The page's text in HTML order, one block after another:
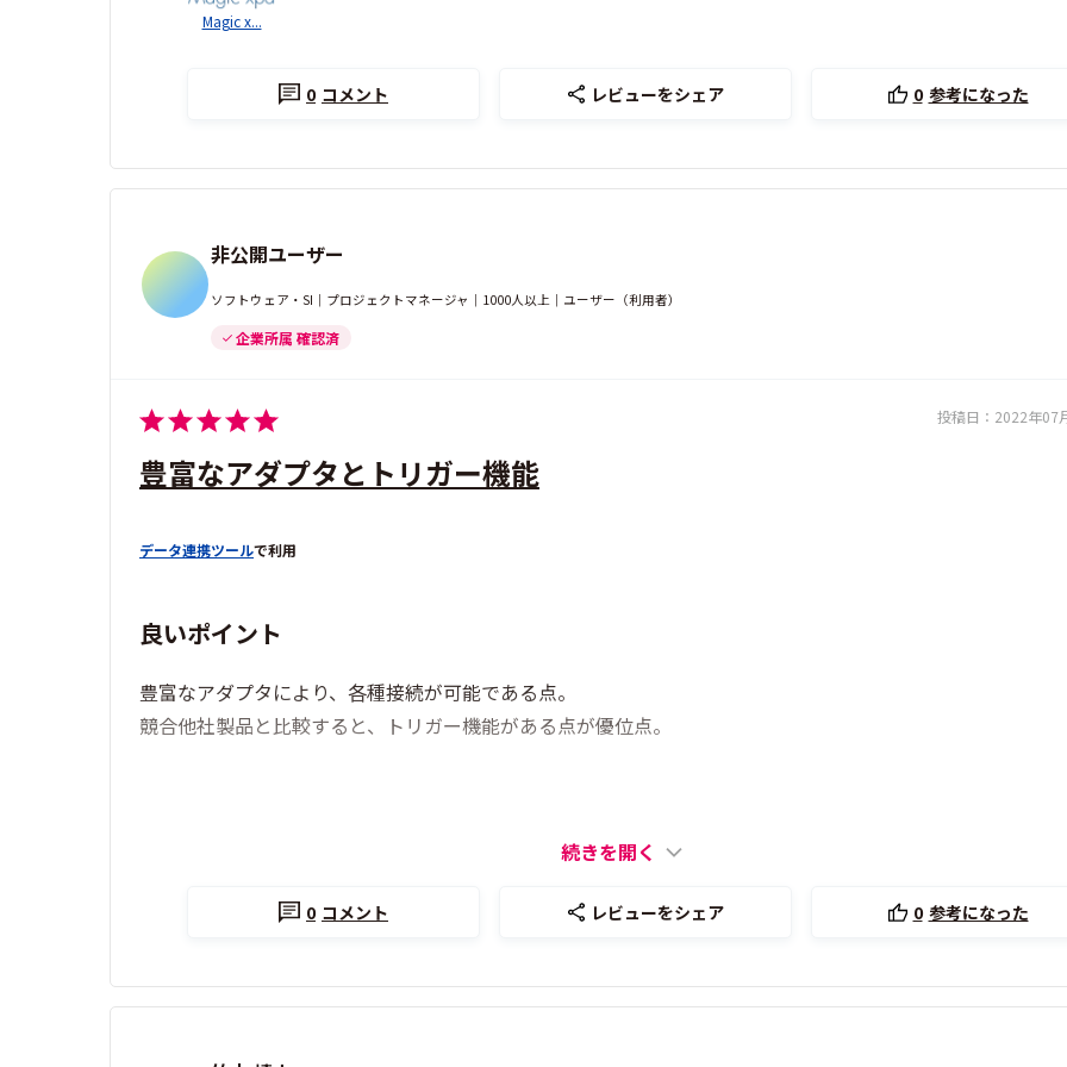
Magic x...
0 コメント レビューをシェア 0 参考になった
非公開ユーザー
ソフトウェア・SI｜プロジェクトマネージャ｜1000人以上｜ユーザー（利用者）
企業所属 確認済
投稿日： 2022年07
豊富なアダプタとトリガー機能
データ連携ツールで利用
良いポイント
豊富なアダプタにより、各種接続が可能である点。
競合他社製品と比較すると、トリガー機能がある点が優位点。
続きを開く
0 コメント レビューをシェア 0 参考になった